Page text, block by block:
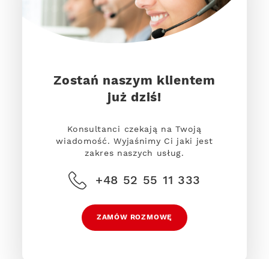
Zostań naszym klientem
już dziś!
Konsultanci czekają na Twoją
wiadomość. Wyjaśnimy Ci jaki jest
zakres naszych usług.
+48 52 55 11 333
ZAMÓW ROZMOWĘ